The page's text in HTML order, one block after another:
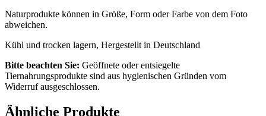
Naturprodukte können in Größe, Form oder Farbe von dem Foto
abweichen.
Kühl und trocken lagern, Hergestellt in Deutschland
Bitte beachten Sie: Geöffnete oder entsiegelte
Tiernahrungsprodukte sind aus hygienischen Gründen vom
Widerruf ausgeschlossen.
Ähnliche Produkte